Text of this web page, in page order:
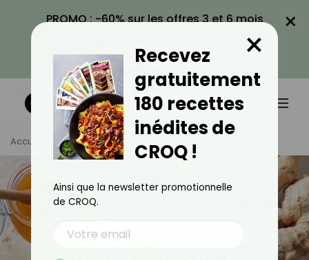
PROMO : -60% sur les offres 3 et 6 mois
VOIR LA PROMO
×
Accueil Tag Tisane Et Infusion
Recevez
gratuitement
180 recettes
inédites de
CROQ !
×
Ainsi que la newsletter promotionnelle
de CROQ.